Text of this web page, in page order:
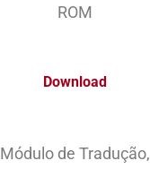
ROM
Download
Módulo de Tradução,